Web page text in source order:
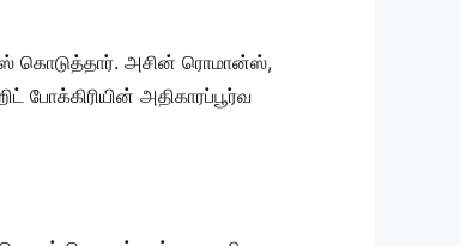
கொடுத்தார். அசின் ரொமான்ஸ்,
போக்கிரியின் அதிகாரப்பூர்வ